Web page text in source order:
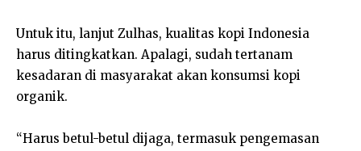
Untuk itu, lanjut Zulhas, kualitas kopi Indonesia
harus ditingkatkan. Apalagi, sudah tertanam
kesadaran di masyarakat akan konsumsi kopi
organik.
“Harus betul-betul dijaga, termasuk pengemasan